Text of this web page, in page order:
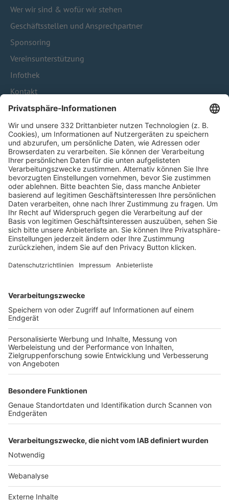
Wer wir sind & wofür wir stehen
Geschäftsstellen und Ansprechpartner
Sponsoring
Vereinsunterstützung
Infothek
Kontakt
HÄUFIG BESUCHTE SEITEN
Pässe und Vereinswechsel
Trainerausbildung
Schulungsangebot Vereinsmitarbeiter
BFV-Geschäftsstellen
Trainerbörse
Login SpielPlus
FOLGE DEM BFV
TOP-VEREINE
TOP-PARTNER
Nutzungsbedingungen Datenschutz Impressum